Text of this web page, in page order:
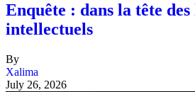
Enquête : dans la tête
intellectuels
By
Xalima
July 26, 2026